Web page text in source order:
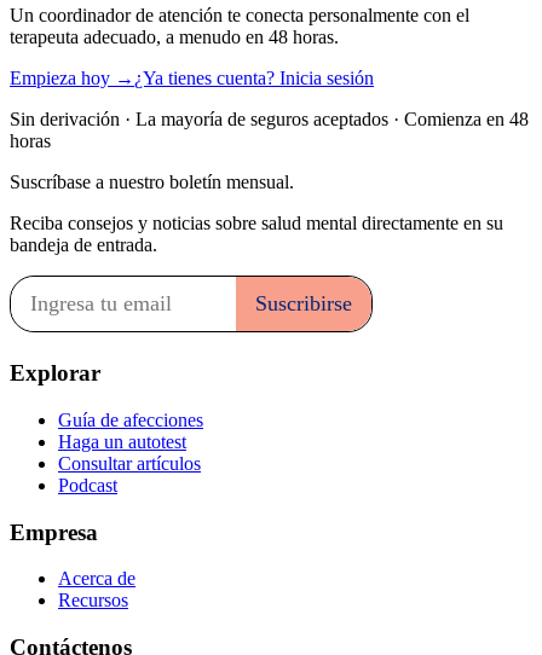
Un coordinador de atención te conecta personalmente con el
terapeuta adecuado, a menudo en 48 horas.
Empieza hoy → ¿Ya tienes cuenta? Inicia sesión
Sin derivación · La mayoría de seguros aceptados · Comienza en 48
horas
Suscríbase a nuestro boletín mensual.
Reciba consejos y noticias sobre salud mental directamente en su
bandeja de entrada.
Explorar
Guía de afecciones
Haga un autotest
Consultar artículos
Podcast
Empresa
Acerca de
Recursos
Contáctenos